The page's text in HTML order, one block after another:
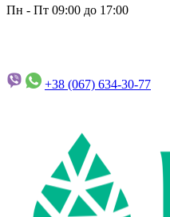
Пн - Пт 09:00 до 17:00
+38 (067) 634-30-77